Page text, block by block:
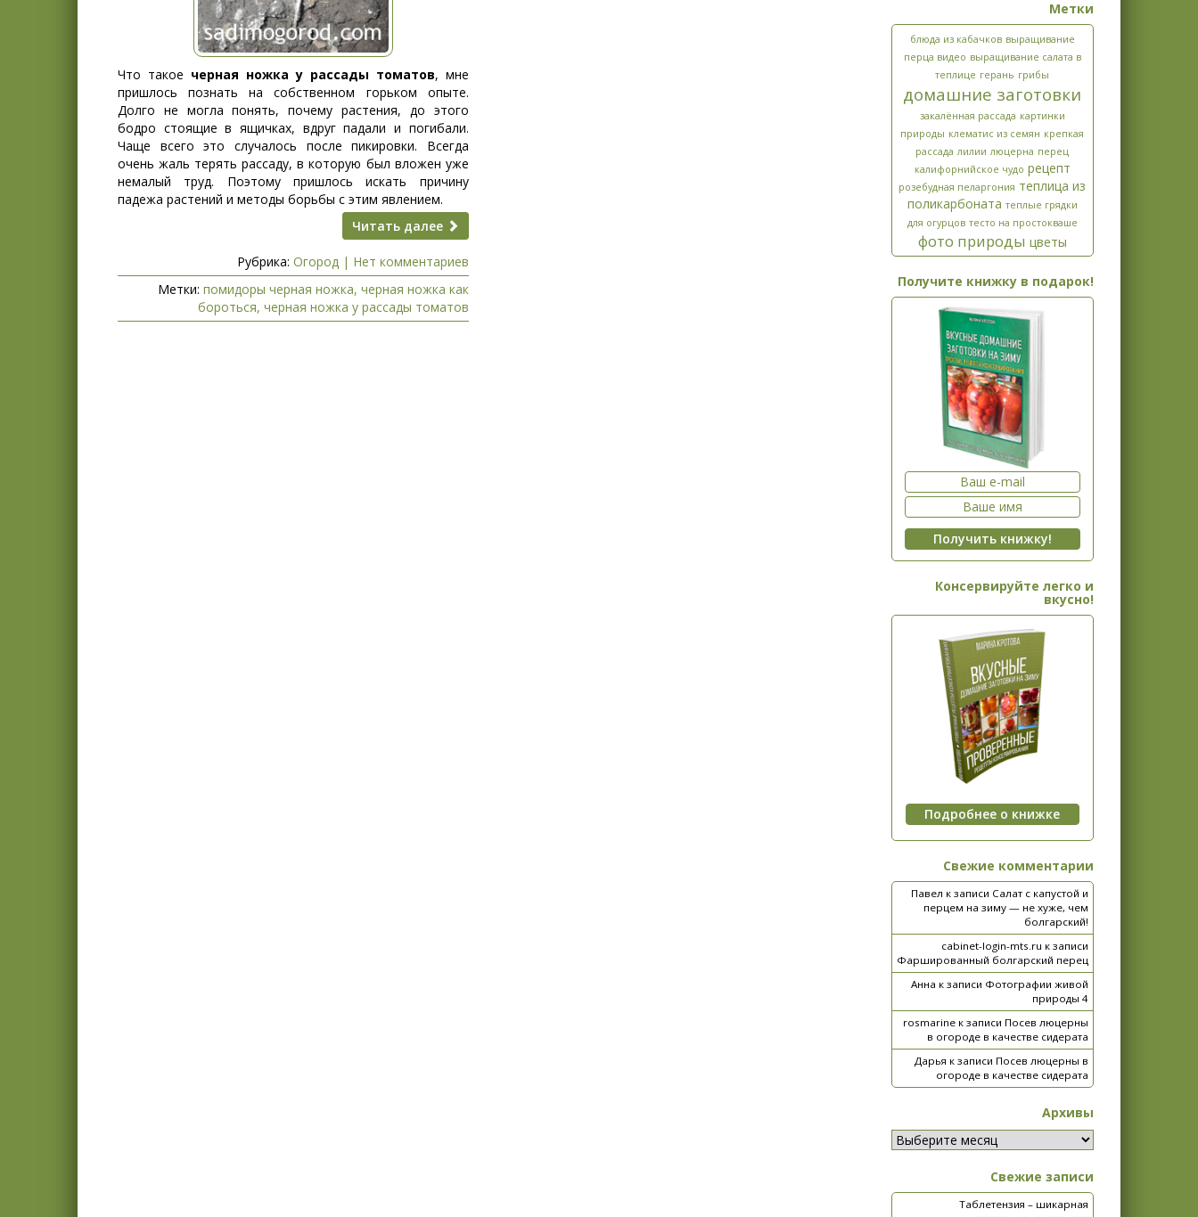
Что такое черная ножка у рассады томатов, мне
пришлось познать на собственном горьком опыте.
Долго не могла понять, почему растения, до этого
бодро стоящие в ящичках, вдруг падали и погибали.
Чаще всего это случалось после пикировки. Всегда
очень жаль терять рассаду, в которую был вложен уже
немалый труд. Поэтому пришлось искать причину
падежа растений и методы борьбы с этим явлением.
Читать далее
Рубрика: Огород| Нет комментариев
Метки: помидоры черная ножка, черная ножка как
бороться, черная ножка у рассады томатов
Метки
блюда из кабачков выращивание
перца видео выращивание салата в
теплице герань грибы
домашние заготовки
закалённая рассада картинки
природы клематис из семян крепкая
рассада лилии люцерна перец
калифорнийское чудо рецепт
розебудная пеларгония теплица из
поликарбоната теплые грядки
для огурцов тесто на простокваше
фото природы цветы
Получите книжку в подарок!
Консервируйте легко и
вкусно!
Свежие комментарии
Павел к записи Салат с капустой и
перцем на зиму — не хуже, чем
болгарский!
cabinet-login-mts.ru к записи
Фаршированный болгарский перец
Анна к записи Фотографии живой
природы 4
rosmarine к записи Посев люцерны
в огороде в качестве сидерата
Дарья к записи Посев люцерны в
огороде в качестве сидерата
Архивы
Свежие записи
Таблетензия – шикарная